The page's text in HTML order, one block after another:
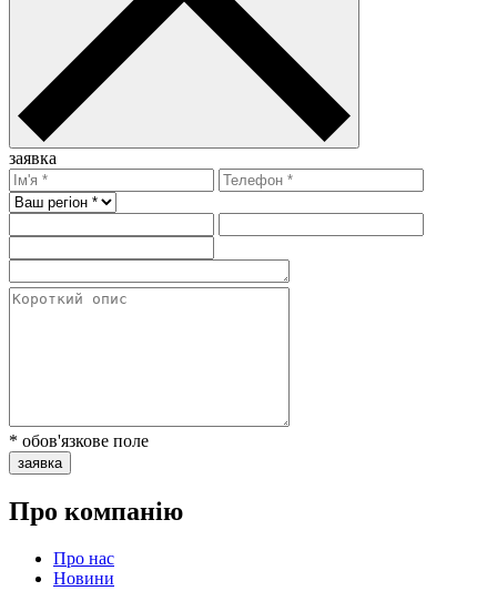
заявка
* обов'язкове поле
заявка
Про компанію
Про нас
Новини